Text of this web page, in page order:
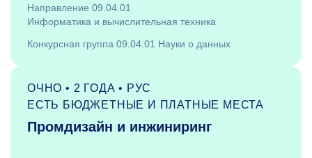
Направление 09.04.01
Информатика и вычислительная техника
Конкурсная группа 09.04.01 Науки о данных
ОЧНО • 2 ГОДА • РУС
ЕСТЬ БЮДЖЕТНЫЕ И ПЛАТНЫЕ МЕСТА
Промдизайн и инжиниринг